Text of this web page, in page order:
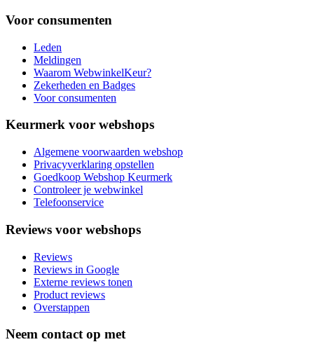
Voor consumenten
Leden
Meldingen
Waarom WebwinkelKeur?
Zekerheden en Badges
Voor consumenten
Keurmerk voor webshops
Algemene voorwaarden webshop
Privacyverklaring opstellen
Goedkoop Webshop Keurmerk
Controleer je webwinkel
Telefoonservice
Reviews voor webshops
Reviews
Reviews in Google
Externe reviews tonen
Product reviews
Overstappen
Neem contact op met